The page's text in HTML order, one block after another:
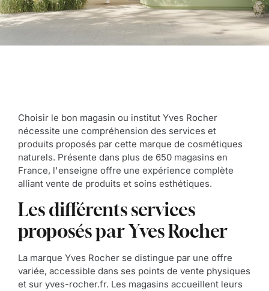
Choisir le bon magasin ou institut Yves Rocher
nécessite une compréhension des services et
produits proposés par cette marque de cosmétiques
naturels. Présente dans plus de 650 magasins en
France, l'enseigne offre une expérience complète
alliant vente de produits et soins esthétiques.
Les différents services
proposés par Yves Rocher
La marque Yves Rocher se distingue par une offre
variée, accessible dans ses points de vente physiques
et sur yves-rocher.fr. Les magasins accueillent leurs